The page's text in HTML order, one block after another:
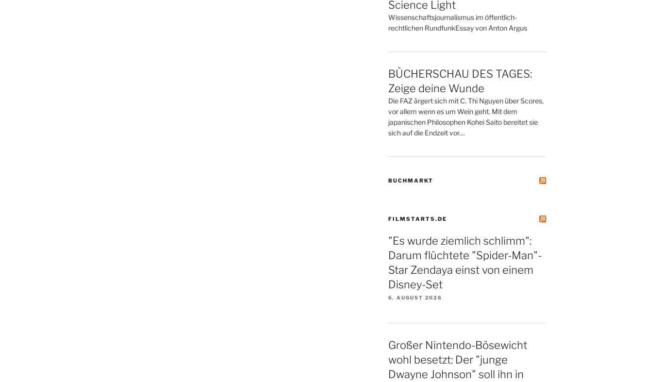
Science Light
Wissenschaftsjournalismus im öffentlich-
rechtlichen RundfunkEssay von Anton Argus
BÜCHERSCHAU DES TAGES:
Zeige deine Wunde
Die FAZ ärgert sich mit C. Thi Nguyen über Scores,
vor allem wenn es um Wein geht. Mit dem
japanischen Philosophen Kohei Saito bereitet sie
sich auf die Endzeit vor....
BUCHMARKT
FILMSTARTS.DE
"Es wurde ziemlich schlimm":
Darum flüchtete "Spider-Man"-
Star Zendaya einst von einem
Disney-Set
6. AUGUST 2026
Großer Nintendo-Bösewicht
wohl besetzt: Der "junge
Dwayne Johnson" soll ihn in